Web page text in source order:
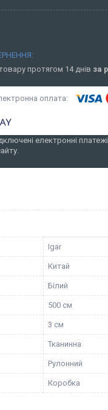
протягом 14 днів за
електронні
Igar
Китай
Білий
500 см
3 см
Тканинна
Рулонний
Коробка